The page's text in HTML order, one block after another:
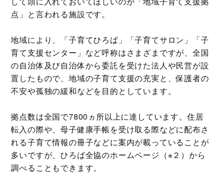
点」と言われる施設です。
地域により、「子育てひろば」「子育てサロン」「子
育て支援センター」など呼称はさまざまですが、全国
の自治体及び自治体から委託を受けた法人や民営が設
置したもので、地域の子育て支援の充実と、保護者の
不安や孤独の緩和などを目的としています。
拠点数は全国で7800ヵ所以上に達しています。住居
転入の際や、母子健康手帳を受け取る際などに配布さ
れる子育て情報の冊子などに案内が載っていることが
多いですが、ひろば全協のホームページ（※２）から
調べることもできます。